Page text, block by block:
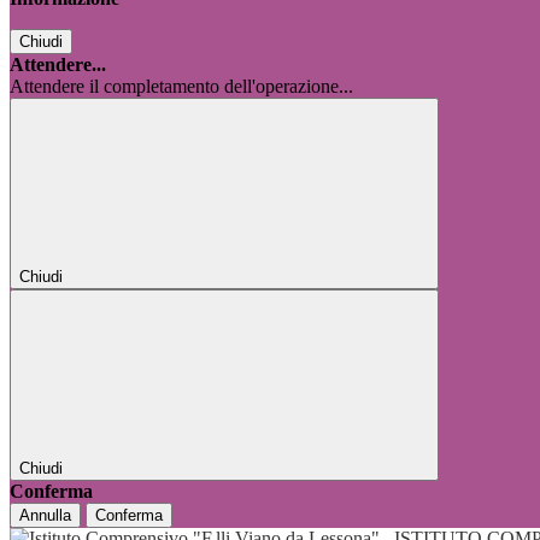
Chiudi
Attendere...
Attendere il completamento dell'operazione...
Chiudi
Chiudi
Conferma
Annulla Conferma